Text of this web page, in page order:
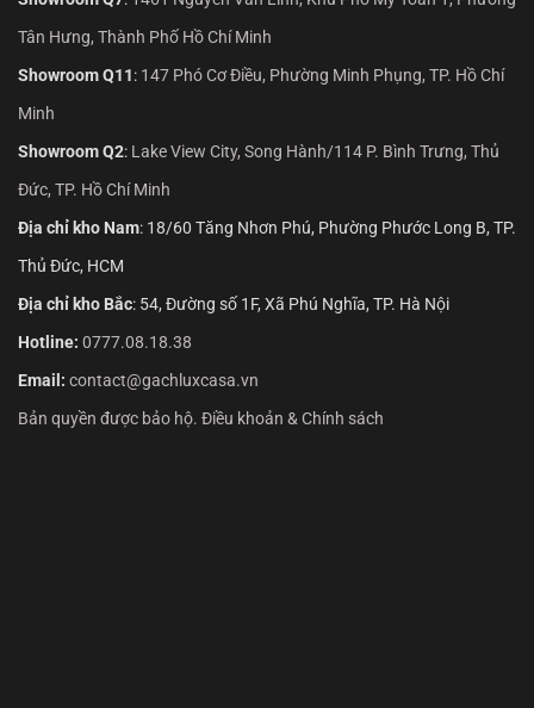
Tân Hưng, Thành Phố Hồ Chí Minh
Showroom Q11: 147 Phó Cơ Điều, Phường Minh Phụng, TP. Hồ Chí
Minh
Showroom Q2: Lake View City, Song Hành/114 P. Bình Trưng, Thủ
Đức, TP. Hồ Chí Minh
Địa chỉ kho Nam: 18/60 Tăng Nhơn Phú, Phường Phước Long B, TP.
Thủ Đức, HCM
Địa chỉ kho Bắc: 54, Đường số 1F, Xã Phú Nghĩa, TP. Hà Nội
Hotline: 0777.08.18.38
Email: contact@gachluxcasa.vn
Bản quyền được bảo hộ. Điều khoản & Chính sách